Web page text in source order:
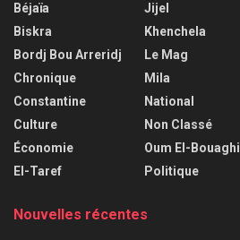
Béjaïa
Biskra
Bordj Bou Arreridj
Chronique
Constantine
Culture
Économie
El-Taref
Jijel
Khenchela
Le Mag
Mila
National
Non Classé
Oum El-Bouaghi
Politique
Nouvelles récentes